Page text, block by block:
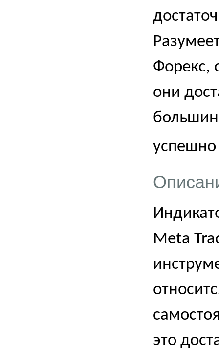
Форекс,
они
успешно
Meta
это